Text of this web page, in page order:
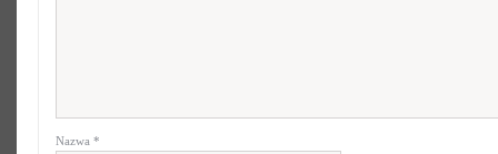
Nazwa *